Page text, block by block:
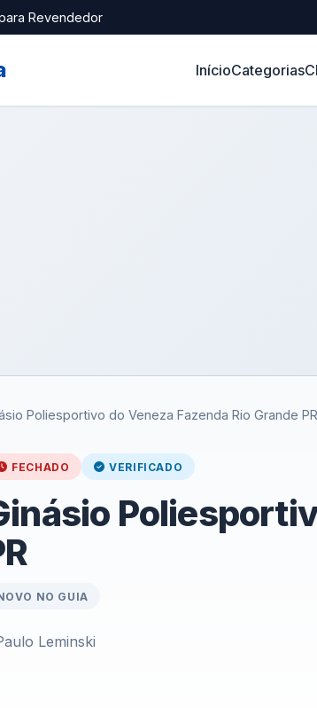
Revendedor
InícioCategorias
Poliesportivo do Veneza Fazenda Rio Grande PR
FECHADO VERIFICADO
NO GUIA
Leminski